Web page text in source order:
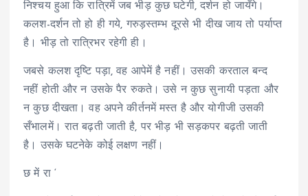
निश्चय हुआ कि रात्रिमें जब भीड़ कुछ घटेगी, दर्शन हो जायँगे।
कलश-दर्शन तो हो ही गये, गरुड़स्तम्भ दूरसे भी दीख जाय तो पर्याप्त
है। भीड़ तो रात्रिभर रहेगी ही।
जबसे कलश दृष्टि पड़ा, वह आपेमें है नहीं। उसकी करताल बन्द
नहीं होती और न उसके पैर रुकते। उसे न कुछ सुनायी पड़ता और
न कुछ दीखता। वह अपने कीर्तनमें मस्त है और योगीजी उसकी
सँभालमें। रात बढ़ती जाती है, पर भीड़ भी सड़कपर बढ़ती जाती
है। उसके घटनेके कोई लक्षण नहीं।
छ में रा ‘